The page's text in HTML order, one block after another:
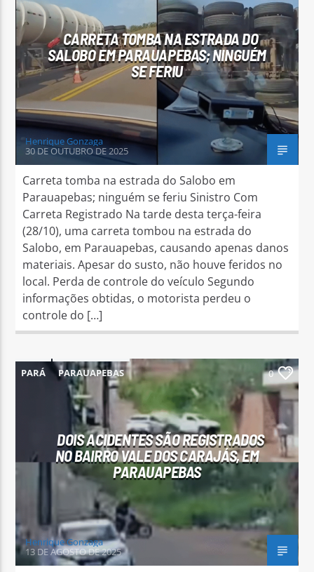
Arara Azul FM
CARRETA TOMBA NA ESTRADA DO
SALOBO EM PARAUAPEBAS; NINGUÉM
SE FERIU
Henrique Gonzaga
30 DE OUTUBRO DE 2025
Carreta tomba na estrada do Salobo em
Parauapebas; ninguém se feriu Sinistro Com
Carreta Registrado Na tarde desta terça-feira
(28/10), uma carreta tombou na estrada do
Salobo, em Parauapebas, causando apenas danos
materiais. Apesar do susto, não houve feridos no
local. Perda de controle do veículo Segundo
informações obtidas, o motorista perdeu o
controle do […]
PARÁ PARAUAPEBAS 0
DOIS ACIDENTES SÃO REGISTRADOS
NO BAIRRO VALE DOS CARAJÁS, EM
PARAUAPEBAS
Henrique Gonzaga
13 DE AGOSTO DE 2025